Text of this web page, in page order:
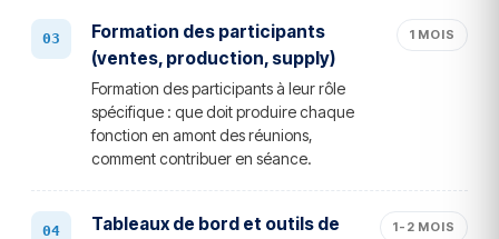
Formation des participants
(ventes, production, supply)
Formation des participants à leur rôle
spécifique : que doit produire chaque
fonction en amont des réunions,
comment contribuer en séance.
1 MOIS
Tableaux de bord et outils de
1-2 MOIS